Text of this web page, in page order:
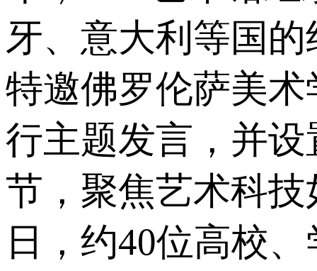
牙、意大利等国
特邀佛罗伦萨美术
行主题发言，并
节，聚焦艺术科
日，约40位高校